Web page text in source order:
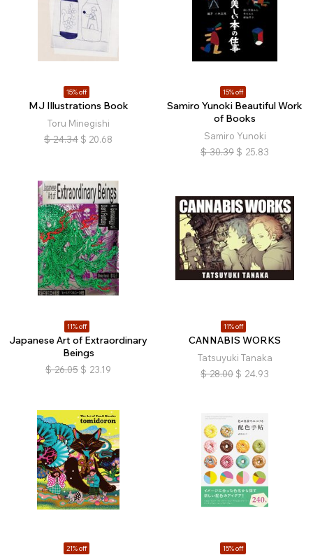
15% off
MJ Illustrations Book
Toru Minegishi
$ 24.34 $ 20.68
15% off
Samiro Yunoki Beautiful Work
of Books
Samiro Yunoki
$ 30.39 $ 25.83
11% off
Japanese Art of Extraordinary
Beings
$ 26.05 $ 23.19
11% off
CANNABIS WORKS
Tatsuyuki Tanaka
$ 28.00 $ 24.93
21% off 15% off